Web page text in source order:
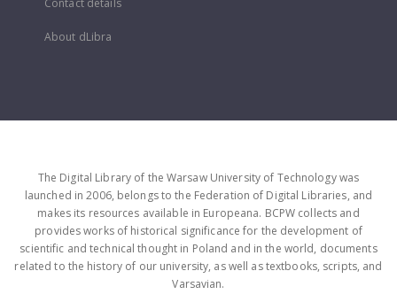
Contact details
About dLibra
The Digital Library of the Warsaw University of Technology was
launched in 2006, belongs to the Federation of Digital Libraries, and
makes its resources available in Europeana. BCPW collects and
provides works of historical significance for the development of
scientific and technical thought in Poland and in the world, documents
related to the history of our university, as well as textbooks, scripts, and
Varsavian.